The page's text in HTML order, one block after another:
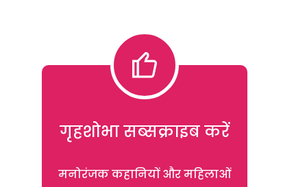
गृहशोभा सब्सक्राइब करें
मनोरंजक कहानियों और महिलाओं